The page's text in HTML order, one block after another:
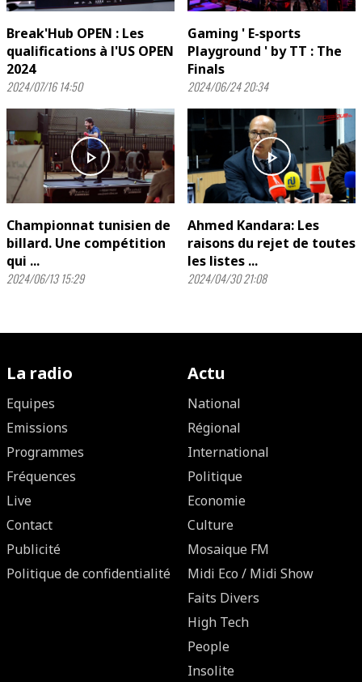
Break'Hub OPEN : Les
qualifications à l'US OPEN
2024
2024/07/16 14:50
Gaming ' E-sports
Playground ' by TT : The
Finals
2024/06/24 20:34
play_arrow
Championnat tunisien de
billard. Une compétition
qui ...
2024/06/13 15:29
play_arrow
Ahmed Kandara: Les
raisons du rejet de toutes
les listes ...
2024/04/30 21:08
La radio
Equipes
Emissions
Programmes
Fréquences
Live
Contact
Publicité
Politique de confidentialité
Actu
National
Régional
International
Politique
Economie
Culture
Mosaique FM
Midi Eco / Midi Show
Faits Divers
High Tech
People
Insolite